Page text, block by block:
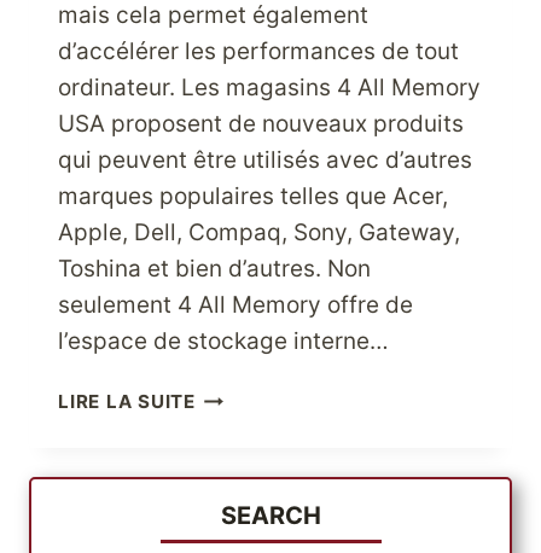
mais cela permet également
d’accélérer les performances de tout
ordinateur. Les magasins 4 All Memory
USA proposent de nouveaux produits
qui peuvent être utilisés avec d’autres
marques populaires telles que Acer,
Apple, Dell, Compaq, Sony, Gateway,
Toshina et bien d’autres. Non
seulement 4 All Memory offre de
l’espace de stockage interne…
LIRE LA SUITEPROFITEZ
D’ESPACE
AVEC
4
SEARCH